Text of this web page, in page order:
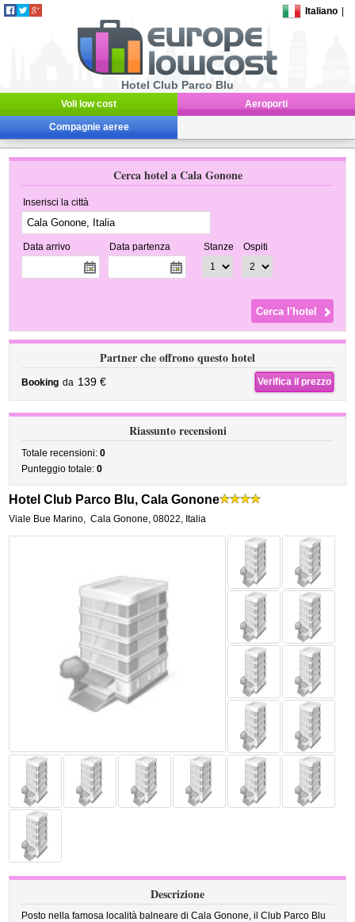
Italiano
Hotel Club Parco Blu
Voli low cost Aeroporti
Compagnie aeree
Cerca hotel a Cala Gonone
Inserisci la città
Data arrivo Data partenza Stanze Ospiti
Partner che offrono questo hotel
Booking da 139 € Verifica il prezzo
Riassunto recensioni
Totale recensioni:0
Punteggio totale:0
Hotel Club Parco Blu, Cala Gonone
Viale Bue Marino, Cala Gonone,08022, Italia
Descrizione
Posto nella famosa località balneare di Cala Gonone, il Club Parco Blu